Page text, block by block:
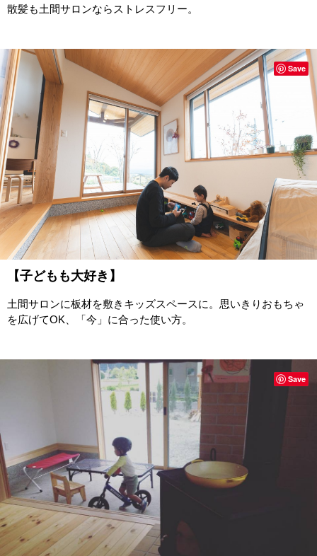
散髪も土間サロンならストレスフリー。
【子どもも大好き】
土間サロンに板材を敷きキッズスペースに。思いきりおもちゃ
を広げてOK、「今」に合った使い方。
Save
Save